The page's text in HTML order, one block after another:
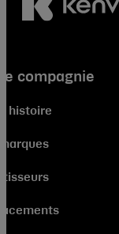
compagnie
histoire